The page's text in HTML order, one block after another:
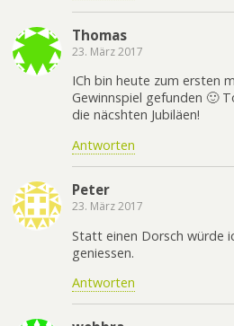
Thomas
23. März 2017
ICh bin heute zum ersten
Gewinnspiel gefunden 🙂
die näcshten Jubiläen!
Antworten
Peter
23. März 2017
Statt einen Dorsch würde
geniessen.
Antworten